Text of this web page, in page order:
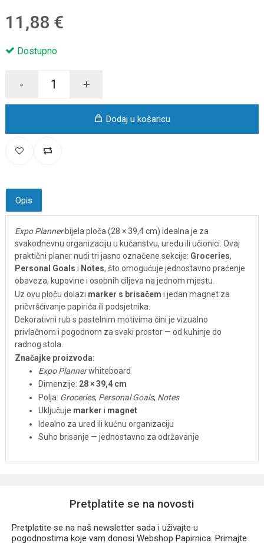
11,88 €
Dostupno
- +
Dodaj u košaricu
Opis
Expo Plannerbijela ploča (28 × 39,4 cm) idealna je za
svakodnevnu organizaciju u kućanstvu, uredu ili učionici. Ovaj
praktični planer nudi tri jasno označene sekcije: Groceries,
Personal Goals i Notes, što omogućuje jednostavno praćenje
obaveza, kupovine i osobnih ciljeva na jednom mjestu.
Uz ovu ploču dolazi marker s brisačem i jedan magnet za
pričvršćivanje papirića ili podsjetnika.
Dekorativni rub s pastelnim motivima čini je vizualno
privlačnom i pogodnom za svaki prostor — od kuhinje do
radnog stola.
Značajke proizvoda:
Expo Plannerwhiteboard
Dimenzije: 28 × 39,4 cm
Polja: Groceries, Personal Goals, Notes
Uključuje marker i magnet
Idealno za ured ili kućnu organizaciju
Suho brisanje — jednostavno za održavanje
Pretplatite se na novosti
Pretplatite se na naš newsletter sada i uživajte u
pogodnostima koje vam donosi Webshop Papirnica. Primajte